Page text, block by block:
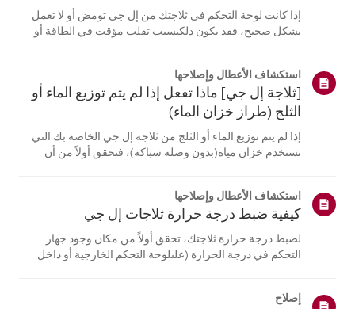
إذا كانت لوحة التحكم في ثلاجتك من إل جي تومض أو لا تعمل
بشكل صحيح، فقد يكون ذلكبسبب تقلب مؤقت في الطاقة أو
الاتصال بدعم عم...
استكشاف الأعطال وإصلاحها
[ثلاجة إل جي] ماذا تفعل إذا لم يتم توزيع الماء أو
الثلج (طراز خزان الماء)
إذا لم يتم توزيع الماء أو الثلج من ثلاجة إل جي الخاصة بك التي
تستخدم خزان مياه(بدون وصلة سباكة)، فتحقق أولاً من أن
الخزان، أو ما إ...
استكشاف الأعطال وإصلاحها
كيفية ضبط درجة حرارة ثلاجات إل جي
لضبط درجة حرارة ثلاجتك، تحقق أولاً من مكان وجود جهاز
التحكم في درجة الحرارة (علىلوحة التحكم الخارجية أو داخل
درجة الحرارة.بالن...
إصلاح